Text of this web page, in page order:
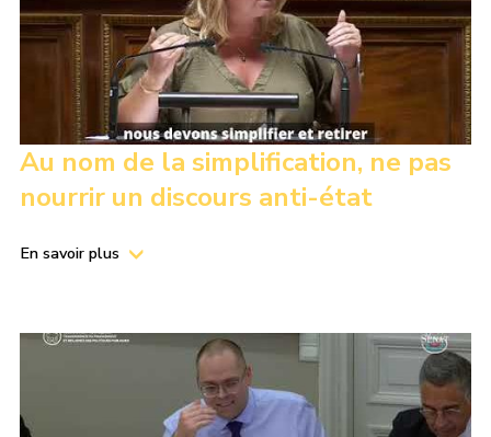
Au nom de la simplification, ne pas
nourrir un discours anti-état
En savoir plus